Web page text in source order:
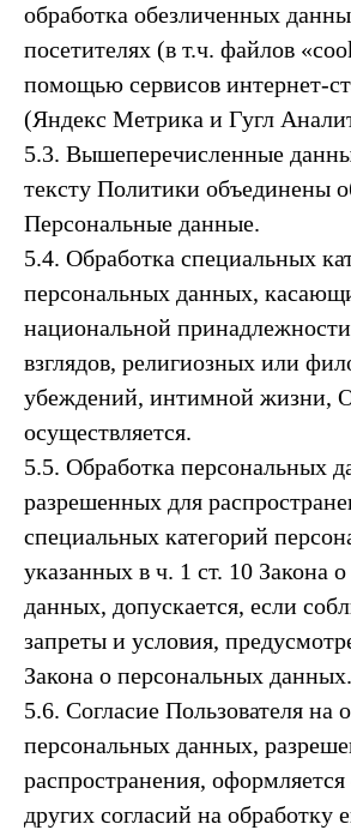
обработка обезличенных
посетителях (в т.ч. файлов
помощью сервисов интернет-
(Яндекс Метрика и Гугл
5.3. Вышеперечисленные
тексту Политики объединены
Персональные данные.
5.4. Обработка специальных
персональных данных,
национальной
взглядов, религиозных или
убеждений, интимной жизни,
осуществляется.
5.5. Обработка персональных
разрешенных для
специальных категорий
указанных в ч. 1 ст. 10 Закона
данных, допускается, если
запреты и условия,
Закона о персональных данных.
5.6. Согласие Пользователя на
персональных данных,
распространения, оформляется
других согласий на обработку